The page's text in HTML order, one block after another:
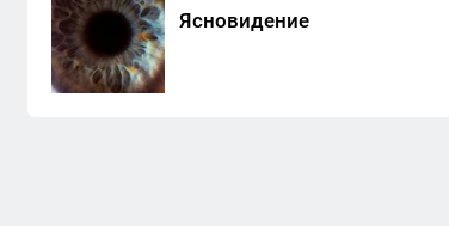
Ясновидение